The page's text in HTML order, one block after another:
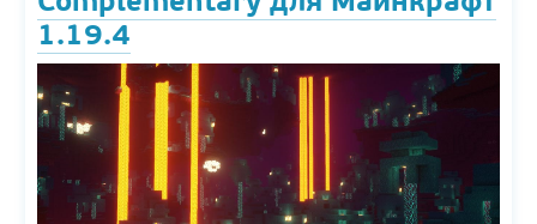
1.19.4